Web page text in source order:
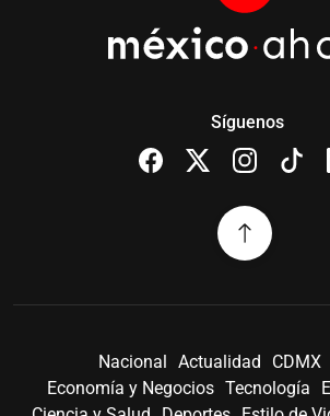
Síguenos
Nacional Actualidad CDMX
Economía y Negocios Tecnología